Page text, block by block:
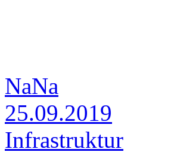
NaNa
25.09.2019
Infrastruktur